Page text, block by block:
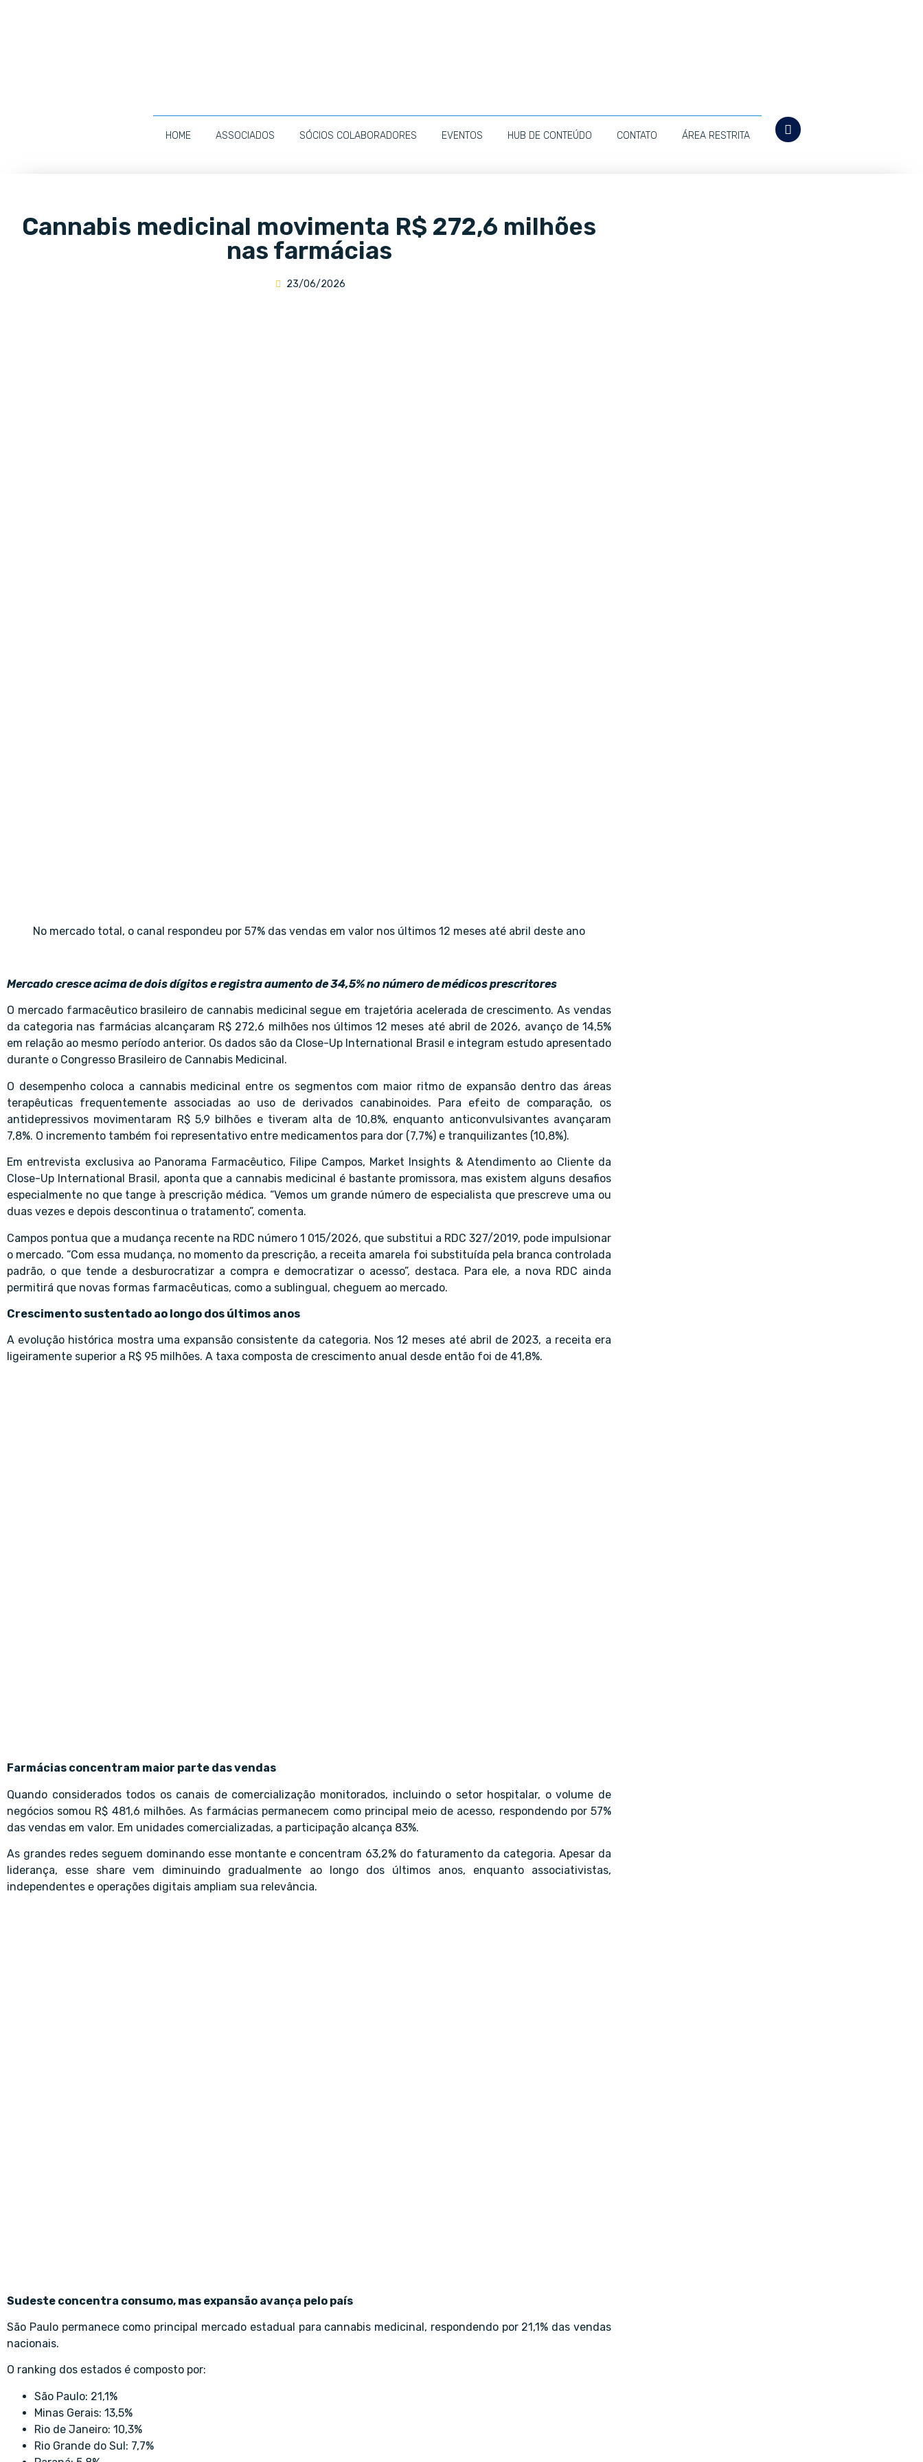
HOME ASSOCIADOS SÓCIOS COLABORADORES EVENTOS HUB DE CONTEÚDO CONTATO ÁREA RESTRITA
Cannabis medicinal movimenta R$ 272,6 milhões
nas farmácias
23/06/2026
No mercado total, o canal respondeu por 57% das vendas em valor nos últimos 12 meses até abril deste ano
Mercado cresce acima de dois dígitos e registra aumento de 34,5% no número de médicos prescritores
O mercado farmacêutico brasileiro de cannabis medicinal segue em trajetória acelerada de crescimento. As vendas
da categoria nas farmácias alcançaram R$ 272,6 milhões nos últimos 12 meses até abril de 2026, avanço de 14,5%
em relação ao mesmo período anterior. Os dados são da Close-Up International Brasil e integram estudo apresentado
durante o Congresso Brasileiro de Cannabis Medicinal.
O desempenho coloca a cannabis medicinal entre os segmentos com maior ritmo de expansão dentro das áreas
terapêuticas frequentemente associadas ao uso de derivados canabinoides. Para efeito de comparação, os
antidepressivos movimentaram R$ 5,9 bilhões e tiveram alta de 10,8%, enquanto anticonvulsivantes avançaram
7,8%. O incremento também foi representativo entre medicamentos para dor (7,7%) e tranquilizantes (10,8%).
Em entrevista exclusiva ao Panorama Farmacêutico, Filipe Campos, Market Insights & Atendimento ao Cliente da
Close-Up International Brasil, aponta que a cannabis medicinal é bastante promissora, mas existem alguns desafios
especialmente no que tange à prescrição médica. “Vemos um grande número de especialista que prescreve uma ou
duas vezes e depois descontinua o tratamento”, comenta.
Campos pontua que a mudança recente na RDC número 1 015/2026, que substitui a RDC 327/2019, pode impulsionar
o mercado. “Com essa mudança, no momento da prescrição, a receita amarela foi substituída pela branca controlada
padrão, o que tende a desburocratizar a compra e democratizar o acesso”, destaca. Para ele, a nova RDC ainda
permitirá que novas formas farmacêuticas, como a sublingual, cheguem ao mercado.
Crescimento sustentado ao longo dos últimos anos
A evolução histórica mostra uma expansão consistente da categoria. Nos 12 meses até abril de 2023, a receita era
ligeiramente superior a R$ 95 milhões. A taxa composta de crescimento anual desde então foi de 41,8%.
Farmácias concentram maior parte das vendas
Quando considerados todos os canais de comercialização monitorados, incluindo o setor hospitalar, o volume de
negócios somou R$ 481,6 milhões. As farmácias permanecem como principal meio de acesso, respondendo por 57%
das vendas em valor. Em unidades comercializadas, a participação alcança 83%.
As grandes redes seguem dominando esse montante e concentram 63,2% do faturamento da categoria. Apesar da
liderança, esse share vem diminuindo gradualmente ao longo dos últimos anos, enquanto associativistas,
independentes e operações digitais ampliam sua relevância.
Sudeste concentra consumo, mas expansão avança pelo país
São Paulo permanece como principal mercado estadual para cannabis medicinal, respondendo por 21,1% das vendas
nacionais.
O ranking dos estados é composto por:
São Paulo: 21,1%
Minas Gerais: 13,5%
Rio de Janeiro: 10,3%
Rio Grande do Sul: 7,7%